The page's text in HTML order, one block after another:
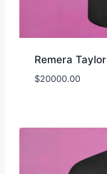
Remera
$20000.00